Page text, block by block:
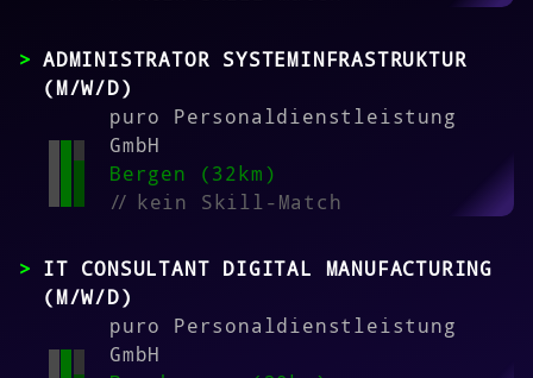
ADMINISTRATOR SYSTEMINFRASTRUKTUR
(M/W/D)
puro Personaldienstleistung
GmbH
Bergen (32km)
//kein Skill-Match
IT CONSULTANT DIGITAL MANUFACTURING
(M/W/D)
puro Personaldienstleistung
GmbH